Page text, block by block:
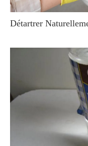
Détartrer